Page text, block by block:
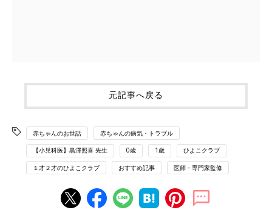
元記事へ戻る
赤ちゃんのお世話 赤ちゃんの病気・トラブル
【小児科医】黒澤照喜 先生 0歳 1歳 ひよこクラブ
１才２才のひよこクラブ おすすめ記事 医師・専門家監修